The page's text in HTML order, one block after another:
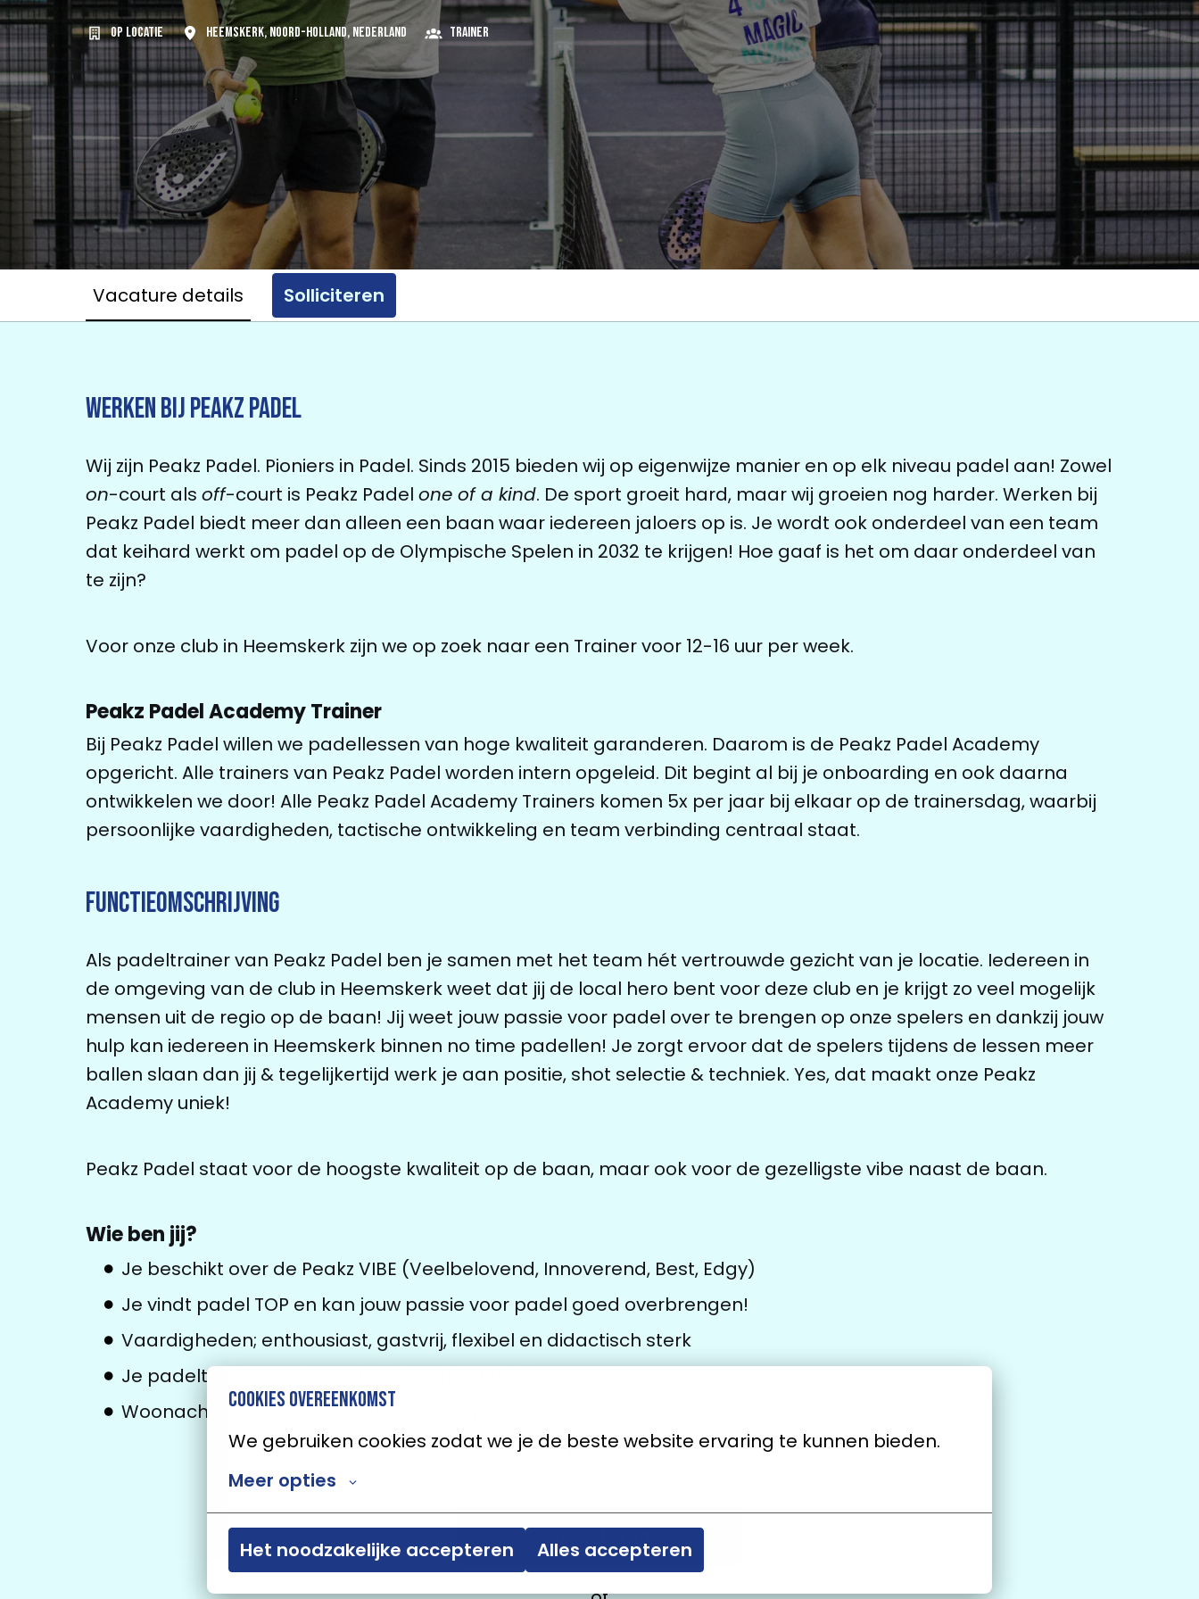
Cookies overeenkomst
We gebruiken cookies zodat we je de beste website ervaring te kunnen bieden.
Meer opties
Het noodzakelijke accepteren Alles accepteren
Op locatie Heemskerk, Noord-Holland, Nederland TRAINER
Vacature details Solliciteren
Werken bij Peakz Padel
Wij zijn Peakz Padel. Pioniers in Padel. Sinds 2015 bieden wij op eigenwijze manier en op elk niveau padel aan! Zowel
on-court als off-court is Peakz Padel one of a kind. De sport groeit hard, maar wij groeien nog harder. Werken bij
Peakz Padel biedt meer dan alleen een baan waar iedereen jaloers op is. Je wordt ook onderdeel van een team
dat keihard werkt om padel op de Olympische Spelen in 2032 te krijgen! Hoe gaaf is het om daar onderdeel van
te zijn?
Voor onze club in Heemskerk zijn we op zoek naar een Trainer voor 12-16 uur per week.
Peakz Padel Academy Trainer
Bij Peakz Padel willen we padellessen van hoge kwaliteit garanderen. Daarom is de Peakz Padel Academy
opgericht. Alle trainers van Peakz Padel worden intern opgeleid. Dit begint al bij je onboarding en ook daarna
ontwikkelen we door! Alle Peakz Padel Academy Trainers komen 5x per jaar bij elkaar op de trainersdag, waarbij
persoonlijke vaardigheden, tactische ontwikkeling en team verbinding centraal staat.
Functieomschrijving
Als padeltrainer van Peakz Padel ben je samen met het team hét vertrouwde gezicht van je locatie. Iedereen in
de omgeving van de club in Heemskerk weet dat jij de local hero bent voor deze club en je krijgt zo veel mogelijk
mensen uit de regio op de baan! Jij weet jouw passie voor padel over te brengen op onze spelers en dankzij jouw
hulp kan iedereen in Heemskerk binnen no time padellen! Je zorgt ervoor dat de spelers tijdens de lessen meer
ballen slaan dan jij & tegelijkertijd werk je aan positie, shot selectie & techniek. Yes, dat maakt onze Peakz
Academy uniek!
Peakz Padel staat voor de hoogste kwaliteit op de baan, maar ook voor de gezelligste vibe naast de baan.
Wie ben jij?
Je beschikt over de Peakz VIBE (Veelbelovend, Innoverend, Best, Edgy)
Je vindt padel TOP en kan jouw passie voor padel goed overbrengen!
Vaardigheden; enthousiast, gastvrij, flexibel en didactisch sterk
Je padelt op hoog niveau (minimaal KNLTB 5)
Woonachtig in Heemskerk of omgeving
Zien we je snel op de club?
Solliciteren